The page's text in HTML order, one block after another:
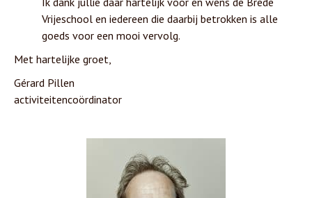
Vrijeschool en iedereen die daarbij betrokken is alle
goeds voor een mooi vervolg.
Met hartelijke groet,
Gérard Pillen
activiteitencoördinator